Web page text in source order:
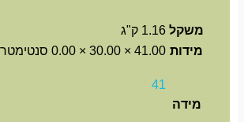
משקל 1.16 ק"ג
מידות 41.00 × 30.00 × 0.00 סנטימטרים
מידה